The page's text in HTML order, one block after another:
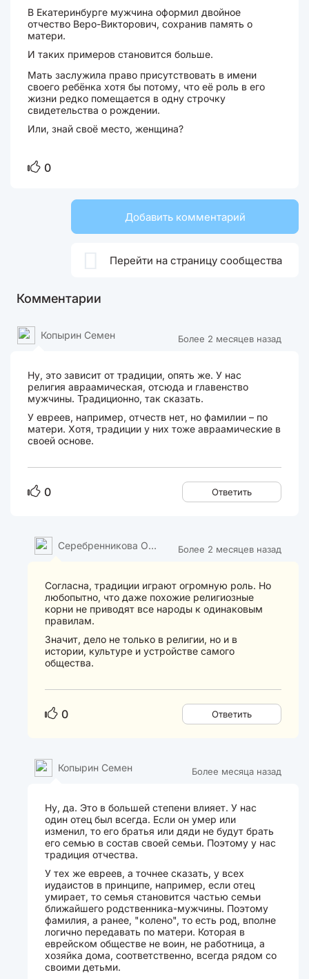
В Екатеринбурге мужчина оформил двойное
отчество Веро-Викторович, сохранив память о
матери.
И таких примеров становится больше.
Мать заслужила право присутствовать в имени
своего ребёнка хотя бы потому, что её роль в его
жизни редко помещается в одну строчку
свидетельства о рождении.
Или, знай своё место, женщина?
0
Добавить комментарий
Перейти на страницу сообщества
Комментарии
Более 2 месяцев назад
Копырин Семен
Ну, это зависит от традиции, опять же. У нас
религия авраамическая, отсюда и главенство
мужчины. Традиционно, так сказать.
У евреев, например, отчеств нет, но фамилии – по
матери. Хотя, традиции у них тоже авраамические в
своей основе.
0 Ответить
Более 2 месяцев назад
Серебренникова Оль
Согласна, традиции играют огромную роль. Но
любопытно, что даже похожие религиозные
корни не приводят все народы к одинаковым
правилам.
Значит, дело не только в религии, но и в
истории, культуре и устройстве самого
общества.
0 Ответить
Более месяца назад
Копырин Семен
Ну, да. Это в большей степени влияет. У нас
один отец был всегда. Если он умер или
изменил, то его братья или дяди не будут брать
его семью в состав своей семьи. Поэтому у нас
традиция отчества.
У тех же евреев, а точнее сказать, у всех
иудаистов в принципе, например, если отец
умирает, то семья становится частью семьи
ближайшего родственника-мужчины. Поэтому
фамилия, а ранее, "колено", то есть род, вполне
логично передавать по матери. Которая в
еврейском обществе не воин, не работница, а
хозяйка дома, соответственно, всегда рядом со
своими детьми.